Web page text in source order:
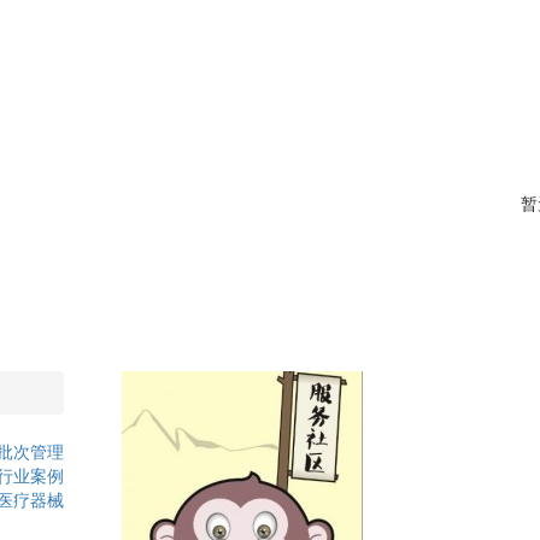
次管理
业案例
疗器械